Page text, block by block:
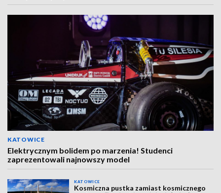
KATOWICE
Elektrycznym bolidem po marzenia! Studenci
zaprezentowali najnowszy model
KATOWICE
Kosmiczna pustka zamiast kosmicznego